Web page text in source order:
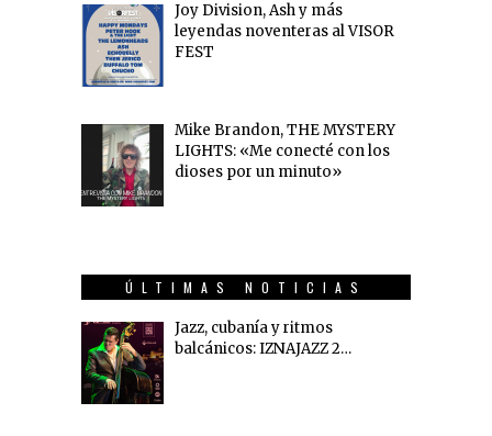
Joy Division, Ash y más
leyendas noventeras al VISOR
FEST
Mike Brandon, THE MYSTERY
LIGHTS: «Me conecté con los
dioses por un minuto»
ÚLTIMAS NOTICIAS
Jazz, cubanía y ritmos
balcánicos: IZNAJAZZ 2…